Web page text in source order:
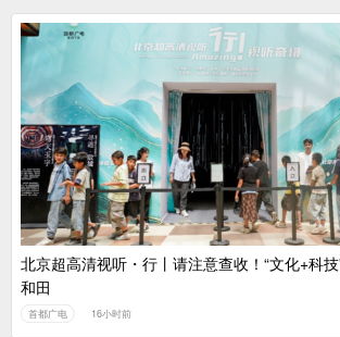
“一省一网”，中国广电为何走了二十年？
广电总局对互联网电视自动续费专项治理
中国广电：编制一体化电视技术标准白皮书
北京超高清视听・行丨请注意查收！“文化+科
和田
首都广电 16小时前